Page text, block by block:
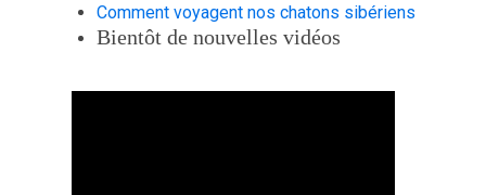
Comment voyagent nos chatons sibériens
Bientôt de nouvelles vidéos